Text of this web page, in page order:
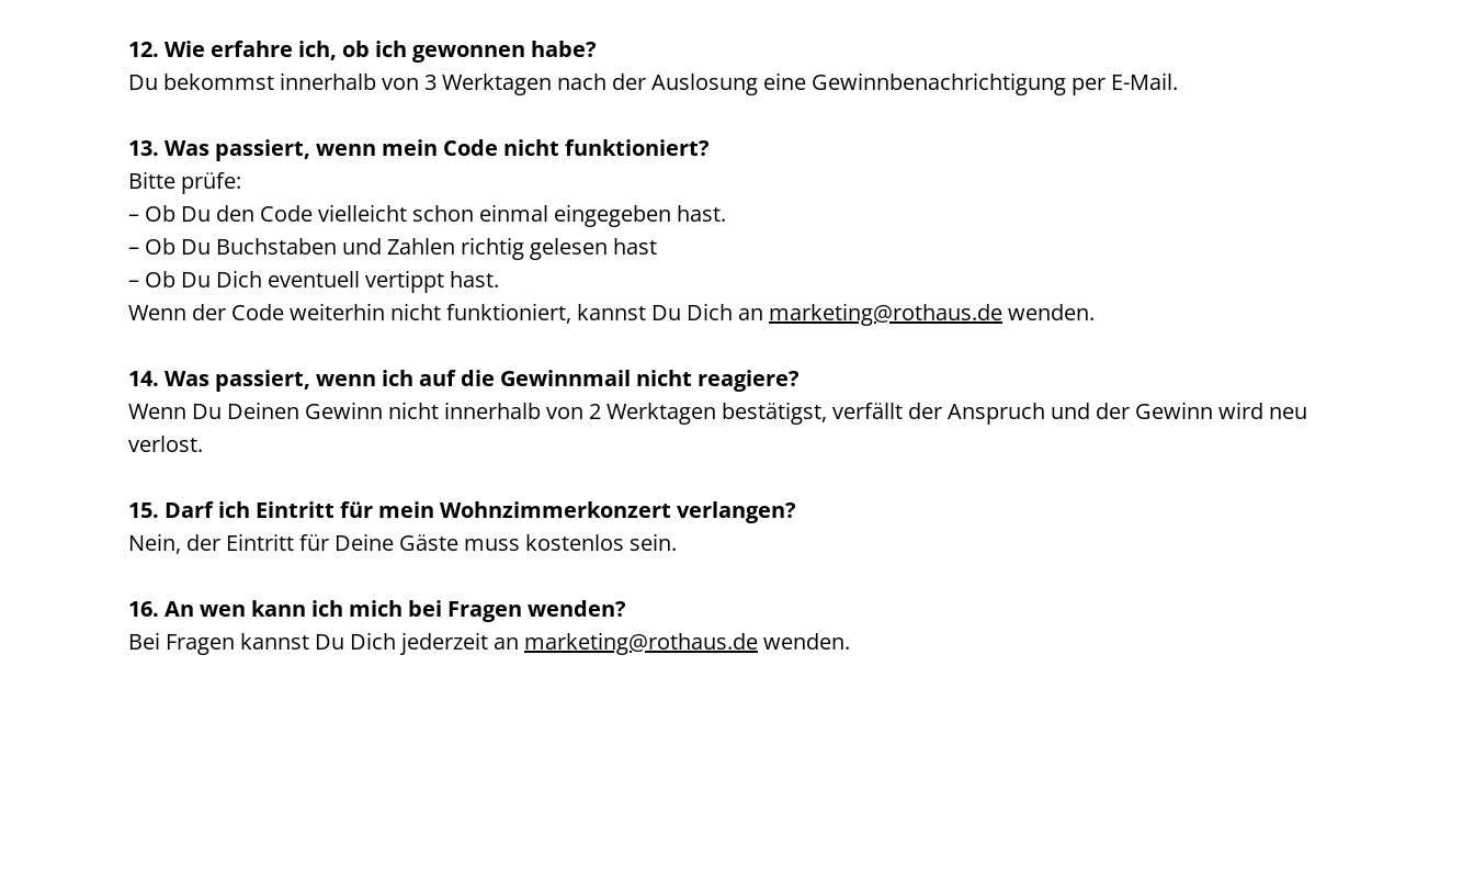
12. Wie erfahre ich, ob ich gewonnen habe?
Du bekommst innerhalb von 3 Werktagen nach der Auslosung eine Gewinnbenachrichtigung per E-Mail.
13. Was passiert, wenn mein Code nicht funktioniert?
Bitte prüfe:
– Ob Du den Code vielleicht schon einmal eingegeben hast.
– Ob Du Buchstaben und Zahlen richtig gelesen hast
– Ob Du Dich eventuell vertippt hast.
Wenn der Code weiterhin nicht funktioniert, kannst Du Dich an marketing@rothaus.dewenden.
14. Was passiert, wenn ich auf die Gewinnmail nicht reagiere?
Wenn Du Deinen Gewinn nicht innerhalb von 2 Werktagen bestätigst, verfällt der Anspruch und der Gewinn wird neu
verlost.
15. Darf ich Eintritt für mein Wohnzimmerkonzert verlangen?
Nein, der Eintritt für Deine Gäste muss kostenlos sein.
16. An wen kann ich mich bei Fragen wenden?
Bei Fragen kannst Du Dich jederzeit an marketing@rothaus.dewenden.